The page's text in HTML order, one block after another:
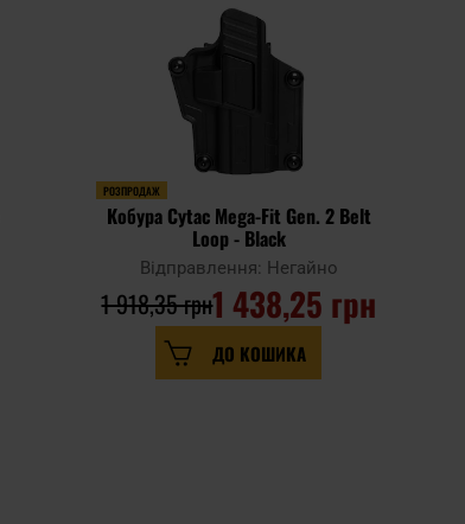
РОЗПРОДАЖ
Кобура Cytac Mega-Fit Gen. 2 Belt
Loop - Black
Відправлення: Негайно
1 438,25 грн
1 918,35 грн
ДО КОШИКА